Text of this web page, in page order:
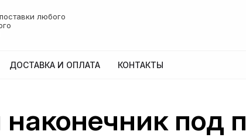
любого
ДОСТАВКА И ОПЛАТА КОНТАКТЫ
под